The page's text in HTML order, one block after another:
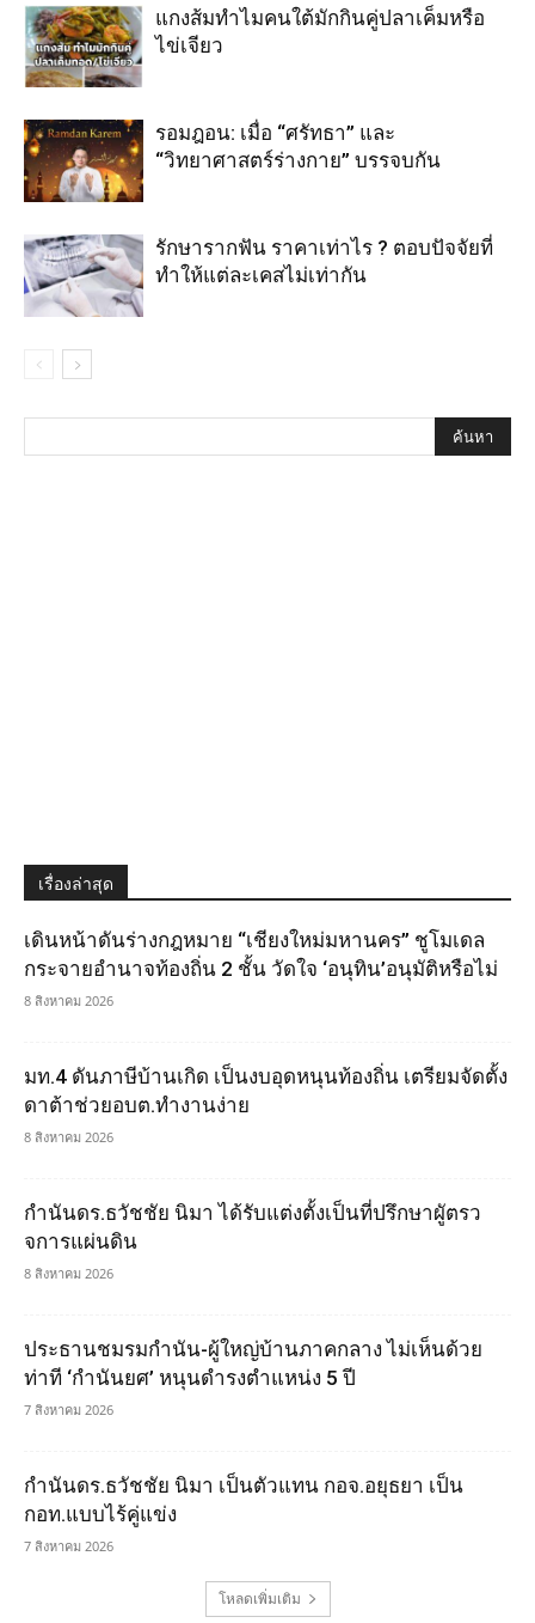
แกงส้มทำไมคนใต้มักกินคู่ปลาเค็มหรือ
ไข่เจียว
รอมฎอน: เมื่อ “ศรัทธา” และ
“วิทยาศาสตร์ร่างกาย” บรรจบกัน
รักษารากฟัน ราคาเท่าไร ? ตอบปัจจัยที่
ทำให้แต่ละเคสไม่เท่ากัน
เรื่องล่าสุด
เดินหน้าดันร่างกฎหมาย “เชียงใหม่มหานคร” ชูโมเดล
กระจายอำนาจท้องถิ่น 2 ชั้น วัดใจ ‘อนุทิน’อนุมัติหรือไม่
8 สิงหาคม 2026
มท.4 ดันภาษีบ้านเกิด เป็นงบอุดหนุนท้องถิ่น เตรียมจัดตั้ง
ดาต้าช่วยอบต.ทำงานง่าย
8 สิงหาคม 2026
กำนันดร.ธวัชชัย นิมา ได้รับแต่งตั้งเป็นที่ปรึกษาผูัตรว
จการแผ่นดิน
8 สิงหาคม 2026
ประธานชมรมกำนัน-ผู้ใหญ่บ้านภาคกลาง ไม่เห็นด้วย
ท่าที ‘กำนันยศ’ หนุนดำรงตำแหน่ง 5 ปี
7 สิงหาคม 2026
กำนันดร.ธวัชชัย นิมา เป็นตัวแทน กอจ.อยุธยา เป็น
กอท.แบบไร้คู่แข่ง
7 สิงหาคม 2026
โหลดเพิ่มเติม